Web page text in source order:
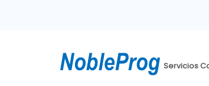
Servicios